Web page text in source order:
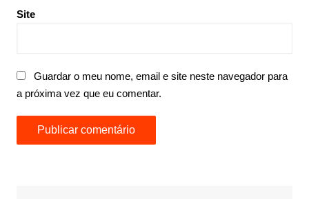
Site
Guardar o meu nome, email e site neste navegador para
a próxima vez que eu comentar.